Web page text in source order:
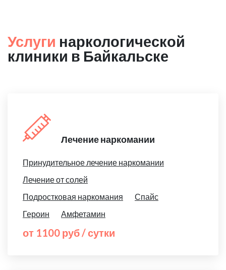
Услуги наркологической
клиники в Байкальске
Лечение наркомании
Принудительное лечение наркомании
Лечение от солей
Подростковая наркомания
Спайс
Героин
Амфетамин
от 1100 руб / сутки